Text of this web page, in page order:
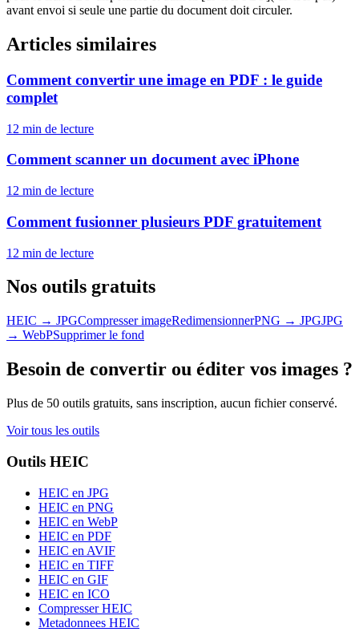
avant envoi si seule une partie du document doit circuler.
Articles similaires
Comment convertir une image en PDF : le guide
complet
12 min de lecture
Comment scanner un document avec iPhone
12 min de lecture
Comment fusionner plusieurs PDF gratuitement
12 min de lecture
Nos outils gratuits
HEIC → JPGCompresser imageRedimensionnerPNG → JPGJPG
→ WebPSupprimer le fond
Besoin de convertir ou éditer vos images ?
Plus de 50 outils gratuits, sans inscription, aucun fichier conservé.
Voir tous les outils
Outils HEIC
HEIC en JPG
HEIC en PNG
HEIC en WebP
HEIC en PDF
HEIC en AVIF
HEIC en TIFF
HEIC en GIF
HEIC en ICO
Compresser HEIC
Metadonnees HEIC